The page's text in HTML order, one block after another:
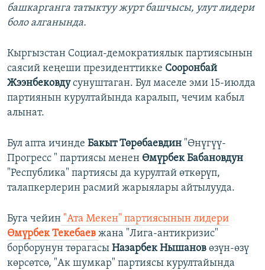
башкарганга татыктуу журт башчысы, улут лидери
боло алганында.
Кыргызстан Социал-демократиялык партиясынын
саясий кеңеши президенттикке Сооронбай
Жээнбековдусунуштаган. Бул маселе эми 15-июлда
партиянын курултайында каралып, чечим кабыл
алынат.
Бул апта ичинде Бакыт Төрөбаевдин "Өнүгүү-
Прогресс " партиясы менен Өмүрбек Бабановдун
"Республика" партиясы да курултай өткөрүп,
талапкерлерин расмий жарыялары айтылууда.
Буга чейин "Ата Мекен" партиясынын лидери
Өмүрбек Текебаев жана "Лига-антикризис"
борборунун төрагасы Назарбек Нышанов өзүн-өзү
көрсөтсө, "Ак шумкар" партиясы курултайында